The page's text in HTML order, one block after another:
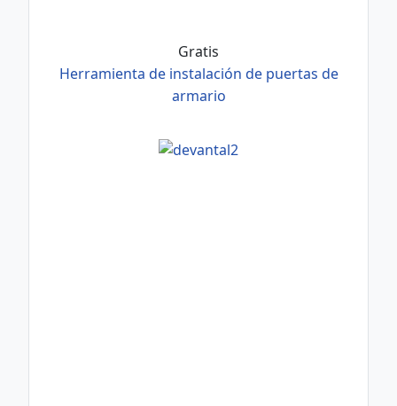
Gratis
Herramienta de instalación de puertas de
armario